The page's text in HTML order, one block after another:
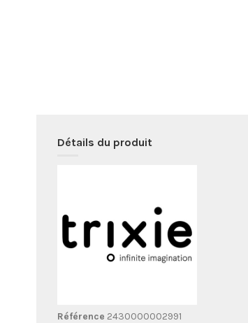
Détails du produit
Référence 2430000002991